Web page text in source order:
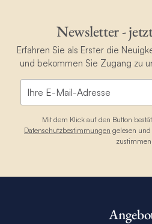
Newsletter -
Erfahren Sie als Erster die
und bekommen Sie Zugang zu
Mit dem Klick auf den Button
Datenschutzbestimmungen gelesen
zustimmen.